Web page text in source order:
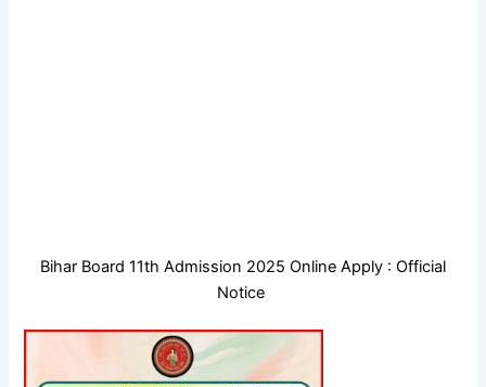
Bihar Board 11th Admission 2025 Online Apply : Official
Notice